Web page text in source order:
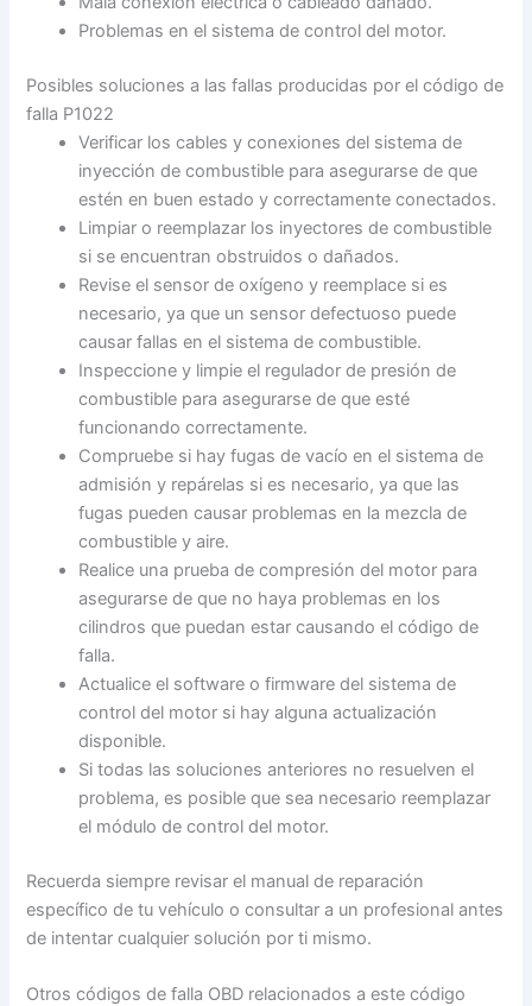
Problemas en el sistema de control del motor.
Posibles soluciones a las fallas producidas por el código de
falla P1022
Verificar los cables y conexiones del sistema de
inyección de combustible para asegurarse de que
estén en buen estado y correctamente conectados.
Limpiar o reemplazar los inyectores de combustible
si se encuentran obstruidos o dañados.
Revise el sensor de oxígeno y reemplace si es
necesario, ya que un sensor defectuoso puede
causar fallas en el sistema de combustible.
Inspeccione y limpie el regulador de presión de
combustible para asegurarse de que esté
funcionando correctamente.
Compruebe si hay fugas de vacío en el sistema de
admisión y repárelas si es necesario, ya que las
fugas pueden causar problemas en la mezcla de
combustible y aire.
Realice una prueba de compresión del motor para
asegurarse de que no haya problemas en los
cilindros que puedan estar causando el código de
falla.
Actualice el software o firmware del sistema de
control del motor si hay alguna actualización
disponible.
Si todas las soluciones anteriores no resuelven el
problema, es posible que sea necesario reemplazar
el módulo de control del motor.
Recuerda siempre revisar el manual de reparación
específico de tu vehículo o consultar a un profesional antes
de intentar cualquier solución por ti mismo.
Otros códigos de falla OBD relacionados a este código